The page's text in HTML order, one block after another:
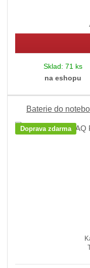
Sklad: 71 ks
na eshopu
Baterie do
Doprava zdarma